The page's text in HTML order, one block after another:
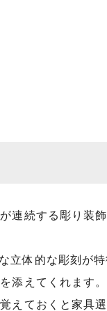
連続する彫り装
体的な彫刻が特
添えてくれます。
えておくと家具